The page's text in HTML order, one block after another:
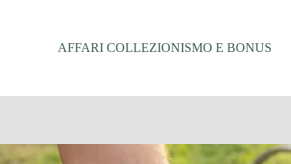
AFFARI COLLEZIONISMO E BONUS